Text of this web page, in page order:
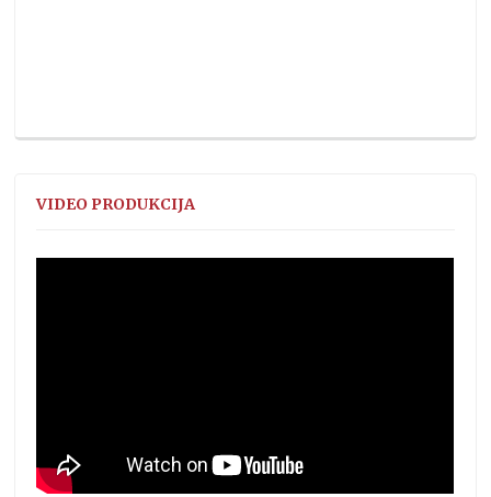
VIDEO PRODUKCIJA